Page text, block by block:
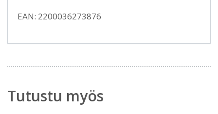
EAN: 2200036273876
Tutustu myös